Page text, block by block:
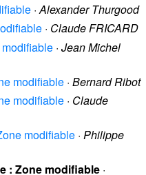
·Alexander Thurgood
· Claude FRICARD
· Jean Michel
modifiable · Bernard Ribot
modifiable · Claude
modifiable · Philippe
: Zone modifiable ·